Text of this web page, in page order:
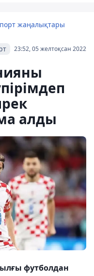
жаңалықтары
23:52, 05 желтоқсан 2022
алды
футболдан